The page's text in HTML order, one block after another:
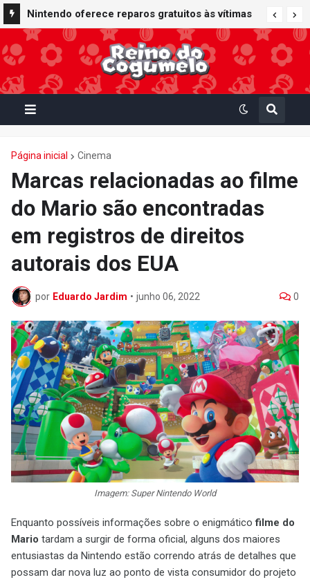
Nintendo oferece reparos gratuitos às vítimas
do terremoto de Kumamoto e doa 50 milhões
de ienes à Cruz Vermelha
Página inicial Cinema
Marcas relacionadas ao filme
do Mario são encontradas
em registros de direitos
autorais dos EUA
por Eduardo Jardim • junho 06, 2022 0
Imagem: Super Nintendo World
Enquanto possíveis informações sobre o enigmáticofilme do
Mario tardam a surgir de forma oficial, alguns dos maiores
entusiastas da Nintendo estão correndo atrás de detalhes que
possam dar nova luz ao ponto de vista consumidor do projeto